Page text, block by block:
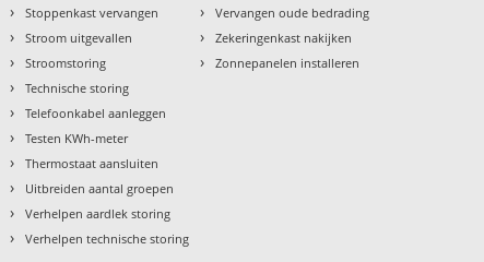
› Stoppenkast vervangen
› Stroom uitgevallen
› Stroomstoring
› Technische storing
› Telefoonkabel aanleggen
› Testen KWh-meter
› Thermostaat aansluiten
› Uitbreiden aantal groepen
› Verhelpen aardlek storing
› Verhelpen technische storing
› Vervangen oude bedrading
› Zekeringenkast nakijken
› Zonnepanelen installeren